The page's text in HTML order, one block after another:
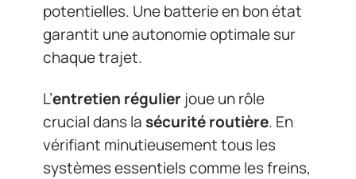
potentielles. Une batterie en bon état
garantit une autonomie optimale sur
chaque trajet.
L’entretien régulier joue un rôle
crucial dans la sécurité routière. En
vérifiant minutieusement tous les
systèmes essentiels comme les freins,